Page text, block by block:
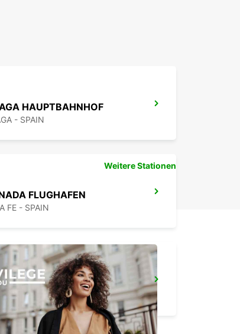
HAUPTBAHNHOF
- SPAIN
FLUGHAFEN
FE - SPAIN
HAUPTBAHNHOF
- SPAIN
Weitere Stationen